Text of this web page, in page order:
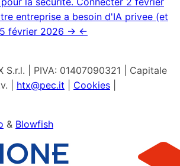
entreprise a besoin d'IA privee (et
5 février 2026 → ←
S.r.l. | PIVA: 01407090321 | Capitale
| htx@pec.it Cookies
& Blowfish